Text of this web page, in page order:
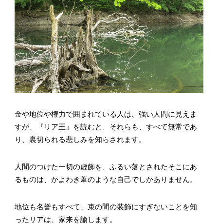
金や地位や権力で囲まれている人は、強い人間に見えま
すが、『リア王』を読むと、それらも、すべて無常であ
り、裏切られる悲しみを知らされます。
人間のつけた一切の虚飾を、ふるい落とされたそこにあ
るものは、かよわき葦のような自己でしかありません。
地位も名誉もすべて、束の間の装飾にすぎないことを知
ったリアは、家来を諭します。